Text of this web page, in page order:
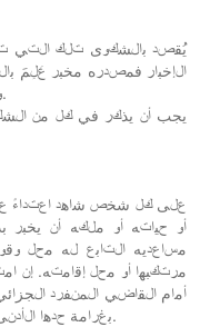
يُقصد بالشكوى تلك التي
الإخبار فمصدره مخبر عَلِمَ
ورد خطياً ومذيلاً بتوقيع واضعه أو وكيله.
يجب أن يذكر في كل من
على كل شخص شاهد اعتداءً
أو حياته أو ملكه أن يخبر
مساعديه التابع له محل
مرتكبها أو محل إقامته. إن
أمام القاضي المنفرد
بغرامة حدها الأدنى مايتا الف ليرة والأقصى مليونا ليرة.